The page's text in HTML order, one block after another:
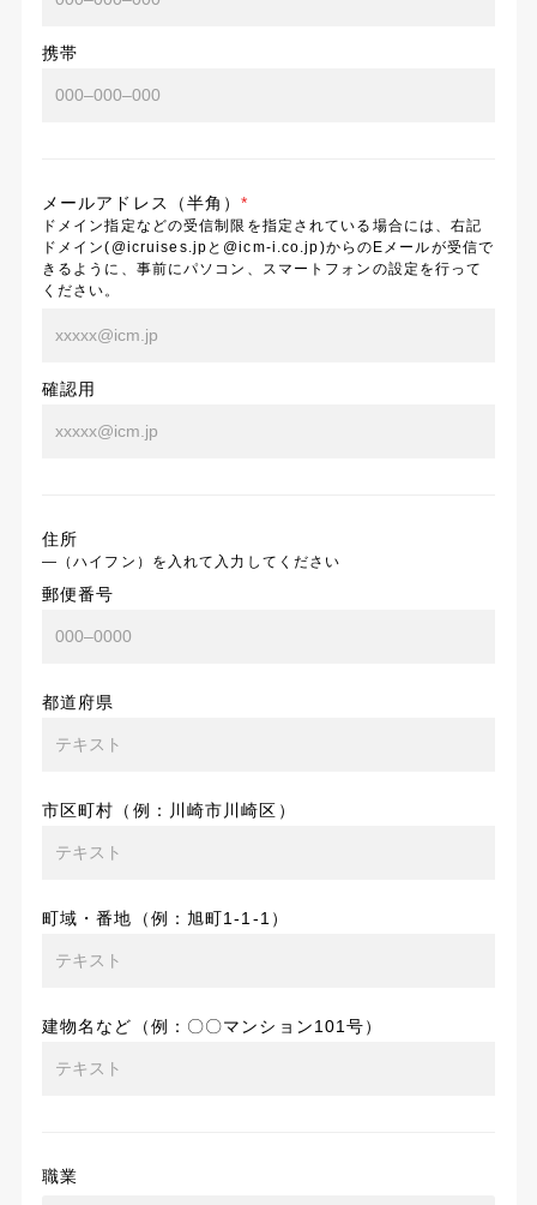
携帯
メールアドレス（半角）*
ドメイン指定などの受信制限を指定されている場合には、右記
ドメイン(@icruises.jpと@icm-i.co.jp)からのEメールが受信で
きるように、事前にパソコン、スマートフォンの設定を行って
ください。
確認用
住所
―（ハイフン）を入れて入力してください
郵便番号
都道府県
市区町村（例：川崎市川崎区）
町域・番地（例：旭町1-1-1）
建物名など（例：〇〇マンション101号）
職業